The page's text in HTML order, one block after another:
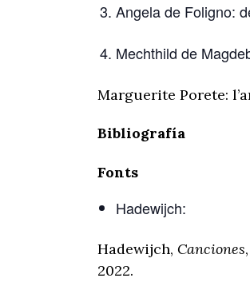
Angela de Foligno:
Mechthild de
Marguerite Porete:
Bibliografía
Fonts
Hadewijch:
Hadewijch, Canciones
2022.